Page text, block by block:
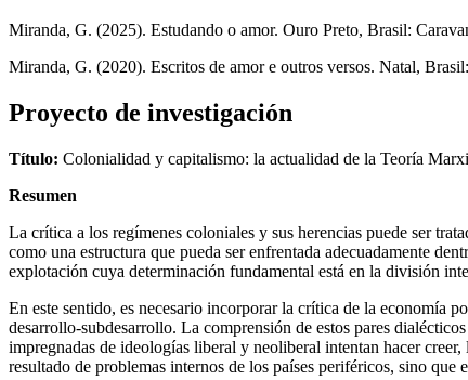
Miranda, G. (2025). Estudando o amor. Ouro Preto, Brasil:
Miranda, G. (2020). Escritos de amor e outros versos. Natal,
Proyecto de investigación
Título: Colonialidad y capitalismo: la actualidad de la Teoría
Resumen
La crítica a los regímenes coloniales y sus herencias puede ser
como una estructura que pueda ser enfrentada adecuadamente
explotación cuya determinación fundamental está en la división
En este sentido, es necesario incorporar la crítica de la economía
desarrollo-subdesarrollo. La comprensión de estos pares
impregnadas de ideologías liberal y neoliberal intentan hacer
resultado de problemas internos de los países periféricos, sino